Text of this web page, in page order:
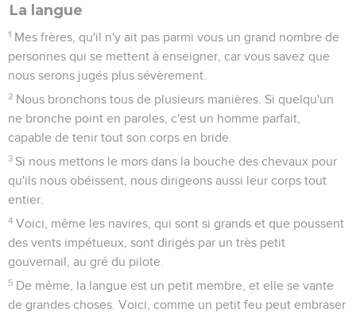
La langue
1 Mes frères, qu'il n'y ait pas parmi vous un grand nombre de
personnes qui se mettent à enseigner, car vous savez que
nous serons jugés plus sévèrement.
2 Nous bronchons tous de plusieurs manières. Si quelqu'un
ne bronche point en paroles, c'est un homme parfait,
capable de tenir tout son corps en bride.
3 Si nous mettons le mors dans la bouche des chevaux pour
qu'ils nous obéissent, nous dirigeons aussi leur corps tout
entier.
4 Voici, même les navires, qui sont si grands et que poussent
des vents impétueux, sont dirigés par un très petit
gouvernail, au gré du pilote.
5 De même, la langue est un petit membre, et elle se vante
de grandes choses. Voici, comme un petit feu peut embraser